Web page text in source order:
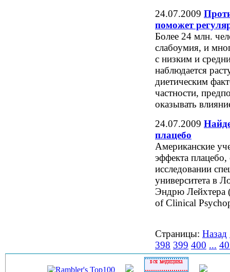
24.07.2009
поможет
Более 24 млн.
слабоумия, и
с низким и
наблюдается
диетическим
частности,
оказывать
24.07.2009
плацебо
Американские
эффекта
исследовании
университета в
Эндрю Лейхтера
of Clinical
Страницы: Назад
398 399 400 ...